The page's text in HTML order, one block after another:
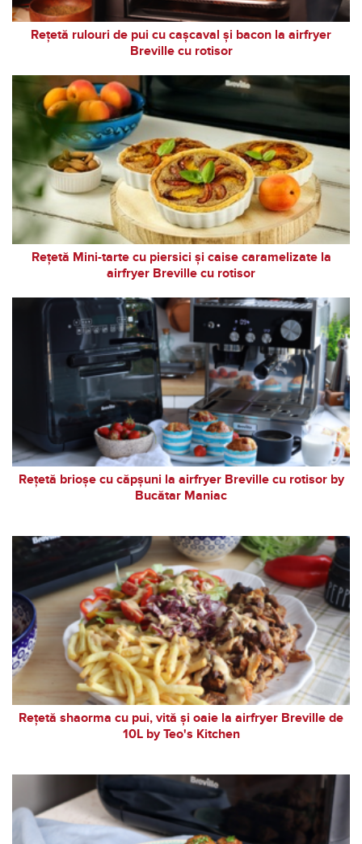
Rețetă rulouri de pui cu cașcaval și bacon la airfryer
Breville cu rotisor
Rețetă Mini-tarte cu piersici și caise caramelizate la
airfryer Breville cu rotisor
Rețetă brioșe cu căpșuni la airfryer Breville cu rotisor by
Bucătar Maniac
Rețetă shaorma cu pui, vită și oaie la airfryer Breville de
10L by Teo's Kitchen